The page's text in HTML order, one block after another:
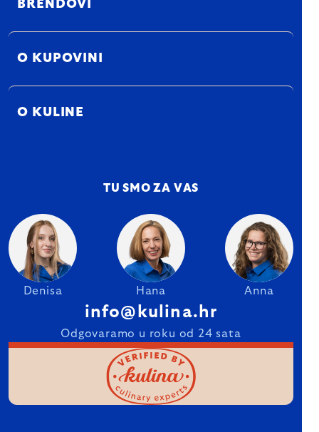
BRENDOVI
O KUPOVINI
O KULINE
TU SMO ZA VAS
Denisa Hana Anna
info@kulina.hr
Odgovaramo u roku od 24 sata